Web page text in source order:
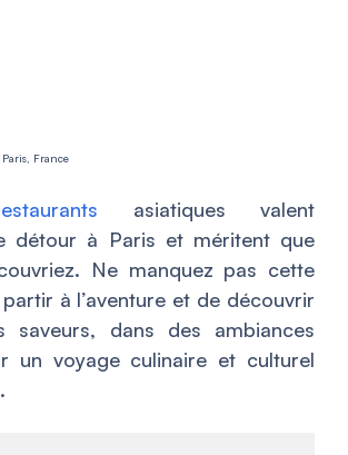
France
asiatiques valent
détour à Paris et méritent que
Ne manquez pas cette
à l’aventure et de découvrir
saveurs, dans des ambiances
un voyage culinaire et culturel